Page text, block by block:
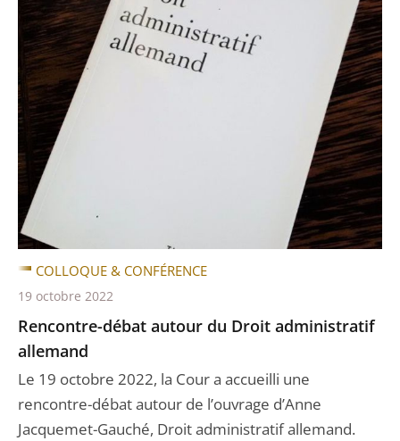
Rencontre-débat autour du Droit administratif
allemand
Le 19 octobre 2022, la Cour a accueilli une
rencontre-débat autour de l’ouvrage d’Anne
Jacquemet-Gauché, Droit administratif allemand.
COLLOQUE & CONFÉRENCE
19 octobre 2022